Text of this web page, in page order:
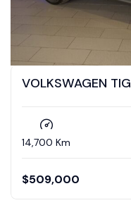
VOLKSWAGEN
14,700 Km
$509,000